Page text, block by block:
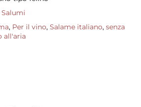
Salumi
, Per il vino, Salame italiano, senza
all'aria